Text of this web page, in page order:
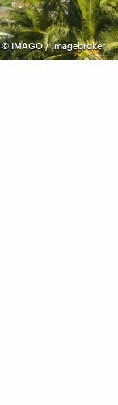
©IMAGO / imagebroker